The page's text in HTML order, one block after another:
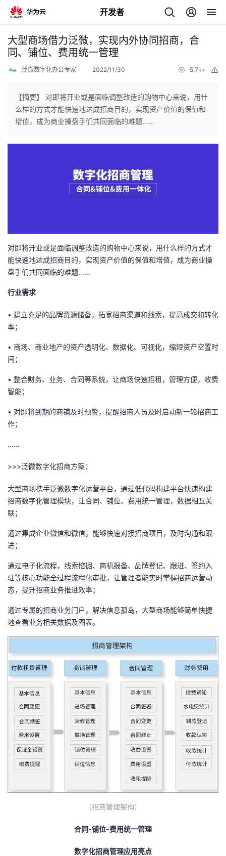
开发者
返
回
个
人
我
者
我
的
博
客
我
的
论
我
的
子
我
直
播
的
活
我
的
注
我
开
发
者
学
堂
我
的
课
程
我
的
认
证
我
的
实
验
我
的
收
藏
的
Programs
我
的
支
持
我
的
技
术
支
持
我
的
云
声
建
议
大型商场借力泛微，实现内外协同招商，合
同、铺位、费用统一管理
泛微数字化办公专家 2022/11/30 5.7k+
【摘要】 对即将开业或是面临调整改造的购物中心来说，用什
么样的方式才能快速地达成招商目的，实现资产价值的保值和
增值，成为商业操盘手们共同面临的难题……
对即将开业或是面临调整改造的购物中心来说，用什么样的方式才
能快速地达成招商目的，实现资产价值的保值和增值，成为商业操
盘手们共同面临的难题……
行业需求
• 建立充足的品牌资源储备，拓宽招商渠道和线索，提高成交和转化
率；
• 商场、商业地产的资产透明化、数据化、可视化，缩短资产空置时
间；
• 整合财务、业务、合同等系统，让商场快速招租，管理方便，收费
智能；
• 对即将到期的商铺及时预警，提醒招商人员及时启动新一轮招商工
作；
……
>>>泛微数字化招商方案：
大型商场携手泛微数字化运营平台，通过低代码构建平台快速构建
招商数字化管理模块，让合同、铺位、费用统一管理，数据相互关
联；
通过集成企业微信和微信，能够快速对接招商项目，及时沟通和跟
进；
通过电子化流程，线索挖掘、商机报备、品牌登记、跟进、签约入
驻等核心功能全过程流程化审批，让管理者能实时掌握招商运营动
态，提升招商业务推进效率；
通过专属的招商业务门户，解决信息孤岛，大型商场能够简单快捷
地查看业务相关数据及图表。
（招商管理架构）
合同-铺位-费用统一管理
数字化招商管理应用亮点